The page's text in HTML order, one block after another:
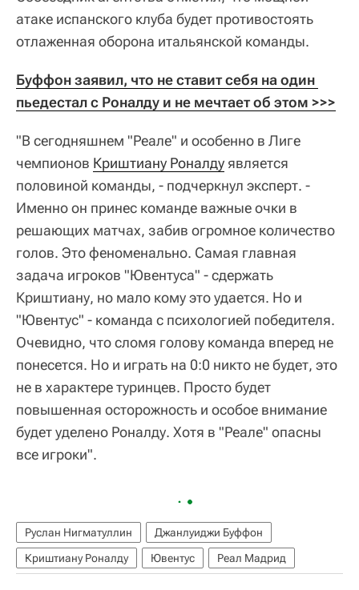
атаке испанского клуба будет противостоять
отлаженная оборона итальянской команды.
Буффон заявил, что не ставит себя на один
пьедестал с Роналду и не мечтает об этом >>>
"В сегодняшнем "Реале" и особенно в Лиге
чемпионов Криштиану Роналду является
половиной команды, - подчеркнул эксперт. -
Именно он принес команде важные очки в
решающих матчах, забив огромное количество
голов. Это феноменально. Самая главная
задача игроков "Ювентуса" - сдержать
Криштиану, но мало кому это удается. Но и
"Ювентус" - команда с психологией победителя.
Очевидно, что сломя голову команда вперед не
понесется. Но и играть на 0:0 никто не будет, это
не в характере туринцев. Просто будет
повышенная осторожность и особое внимание
будет уделено Роналду. Хотя в "Реале" опасны
все игроки".
Руслан Нигматуллин
Джанлуиджи Буффон
Криштиану Роналду
Ювентус Реал Мадрид